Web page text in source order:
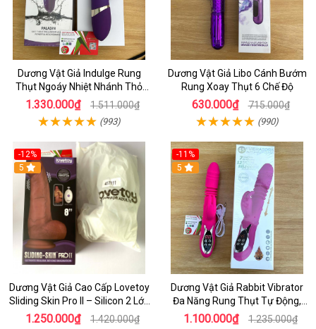
Dương Vật Giả Indulge Rung
Thụt Ngoáy Nhiệt Nhánh Thỏ
Kích Điểm G
1.330.000₫ 1.511.000₫
(993)
Dương Vật Giả Libo Cánh Bướm
Rung Xoay Thụt 6 Chế Độ
630.000₫ 715.000₫
(990)
-12%
5
Dương Vật Giả Cao Cấp Lovetoy
Sliding Skin Pro II – Silicon 2 Lớp
Mềm Mịn, Rung Đa Tần Từ Xa
1.250.000₫ 1.420.000₫
-11%
5
Dương Vật Giả Rabbit Vibrator
Đa Năng Rung Thụt Tự Động,
Phát Nhiệt Ấm Nóng Kích Thích
1.100.000₫ 1.235.000₫